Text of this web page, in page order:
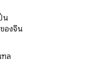
น
องจีน
ล